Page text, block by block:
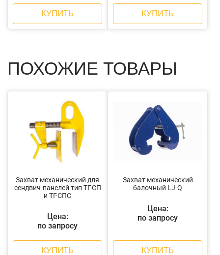
КУПИТЬ КУПИТЬ
ПОХОЖИЕ ТОВАРЫ
Захват механический для
сендвич-панелей тип ТГ-СП
и ТГ-СПС
Цена:
по запросу
КУПИТЬ
Захват механический
балочный LJ-Q
Цена:
по запросу
КУПИТЬ